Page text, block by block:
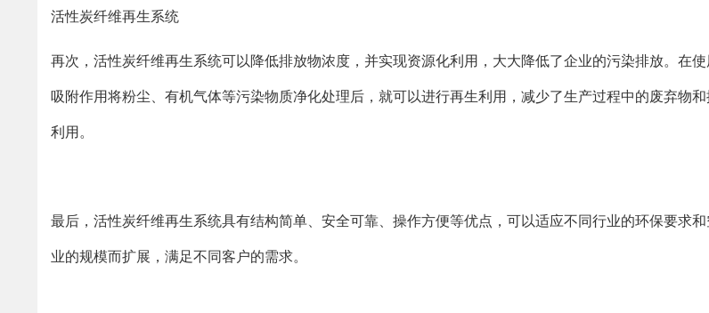
活性炭纤维再生系统
再次，活性炭纤维再生系统可以降低排放物浓度，并实现资源化利用，大大降低了企业的污染排放。在
吸附作用将粉尘、有机气体等污染物质净化处理后，就可以进行再生利用，减少了生产过程中的废弃物
利用。
最后，活性炭纤维再生系统具有结构简单、安全可靠、操作方便等优点，可以适应不同行业的环保要求
业的规模而扩展，满足不同客户的需求。